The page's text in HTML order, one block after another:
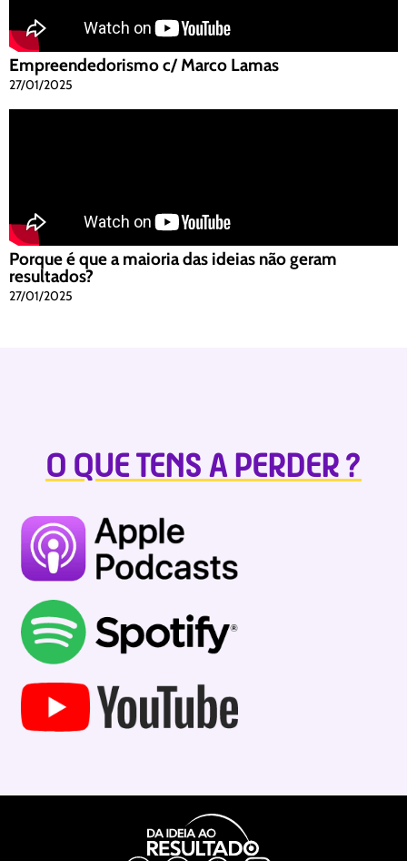
Empreendedorismo c/ Marco Lamas
27/01/2025
Porque é que a maioria das ideias não geram
resultados?
27/01/2025
O QUE TENS A PERDER ?